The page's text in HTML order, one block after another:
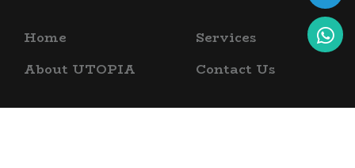
Home
About UTOPIA
Services
Contact Us